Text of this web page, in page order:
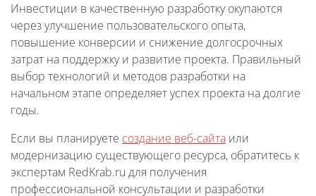
Инвестиции в качественную разработку окупаются
через улучшение пользовательского опыта,
повышение конверсии и снижение долгосрочных
затрат на поддержку и развитие проекта. Правильный
выбор технологий и методов разработки на
начальном этапе определяет успех проекта на долгие
годы.
Если вы планируете создание веб-сайта или
модернизацию существующего ресурса, обратитесь к
экспертам RedKrab.ru для получения
профессиональной консультации и разработки